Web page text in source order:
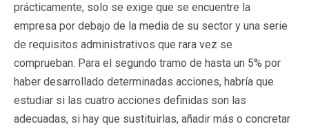
prácticamente, solo se exige que se encuentre la
empresa por debajo de la media de su sector y una serie
de requisitos administrativos que rara vez se
comprueban. Para el segundo tramo de hasta un 5% por
haber desarrollado determinadas acciones, habría que
estudiar si las cuatro acciones definidas son las
adecuadas, si hay que sustituirlas, añadir más o concretar